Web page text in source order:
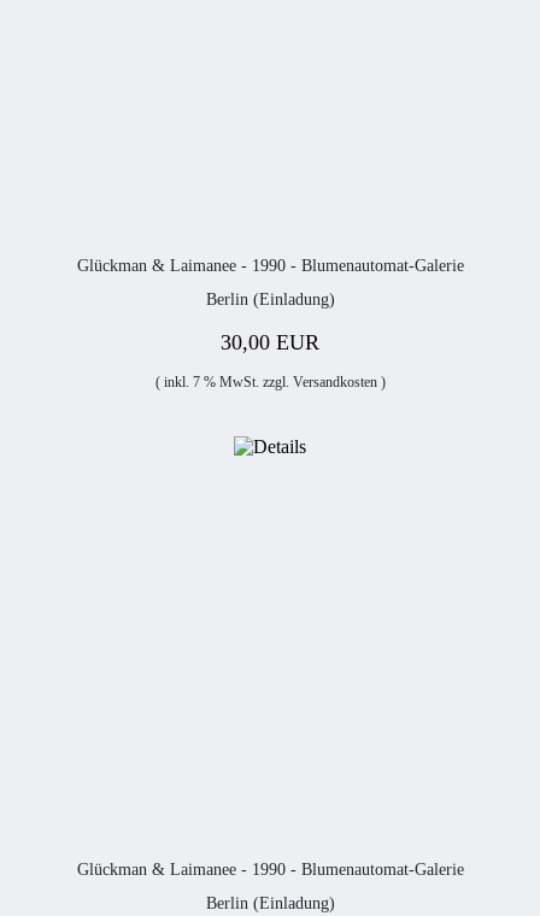
Glückman & Laimanee - 1990 - Blumenautomat-Galerie
Berlin (Einladung)
30,00 EUR
( inkl. 7 % MwSt. zzgl. Versandkosten)
Glückman & Laimanee - 1990 - Blumenautomat-Galerie
Berlin (Einladung)